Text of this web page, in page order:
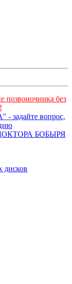
позвоночника без
задайте вопрос,
БОБЫРЯ
дисков